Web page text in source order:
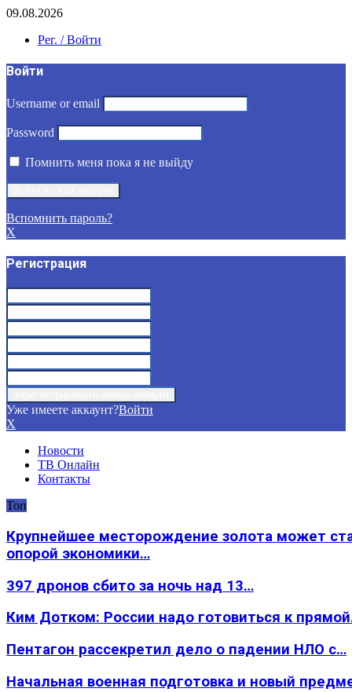
09.08.2026
Рег. / Войти
Войти
Username or email
Password
Помнить меня пока я не выйду
Вспомнить пароль?
X
Регистрация
Уже имеете аккаунт?Войти
X
Новости
ТВ Онлайн
Контакты
Топ
Крупнейшее месторождение золота может
опорой экономики…
397 дронов сбито за ночь над 13…
Ким Дотком: России надо готовиться к
Пентагон рассекретил дело о падении НЛО с…
Начальная военная подготовка и новый